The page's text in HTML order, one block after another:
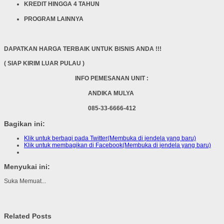
KREDIT HINGGA 4 TAHUN
PROGRAM LAINNYA
DAPATKAN HARGA TERBAIK UNTUK BISNIS ANDA !!!
( SIAP KIRIM LUAR PULAU )
INFO PEMESANAN UNIT :
ANDIKA MULYA
085-33-6666-412
Bagikan ini:
Klik untuk berbagi pada Twitter(Membuka di jendela yang baru)
Klik untuk membagikan di Facebook(Membuka di jendela yang baru)
Menyukai ini:
Suka Memuat...
Related Posts